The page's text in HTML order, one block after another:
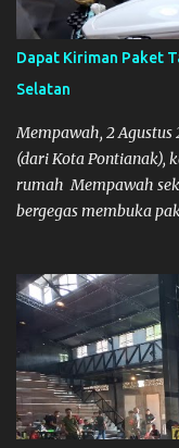
Dapat Kiriman Paket
Selatan
Mempawah, 2 Agustus
(dari Kota Pontianak),
rumah Mempawah
bergegas membuka